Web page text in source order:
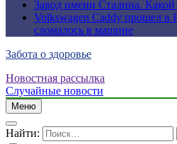
Завод имени Сталина.
Volkswagen Caddy прошел в
сломалось в машине
Забота о здоровье
Новостная рассылка
Случайные новости
Меню
Найти: